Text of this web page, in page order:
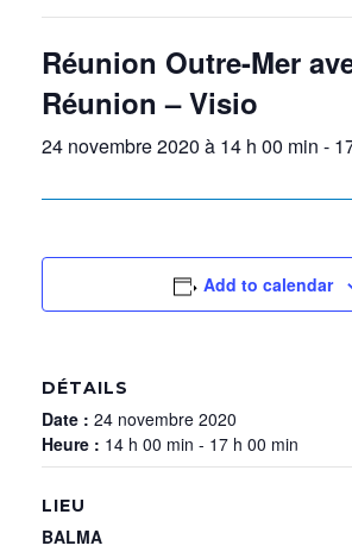
Réunion Outre-Mer
Réunion – Visio
24 novembre 2020 à 14 h 00 min -
Add to calendar
DÉTAILS
Date : 24 novembre 2020
Heure : 14 h 00 min - 17 h 00 min
LIEU
BALMA